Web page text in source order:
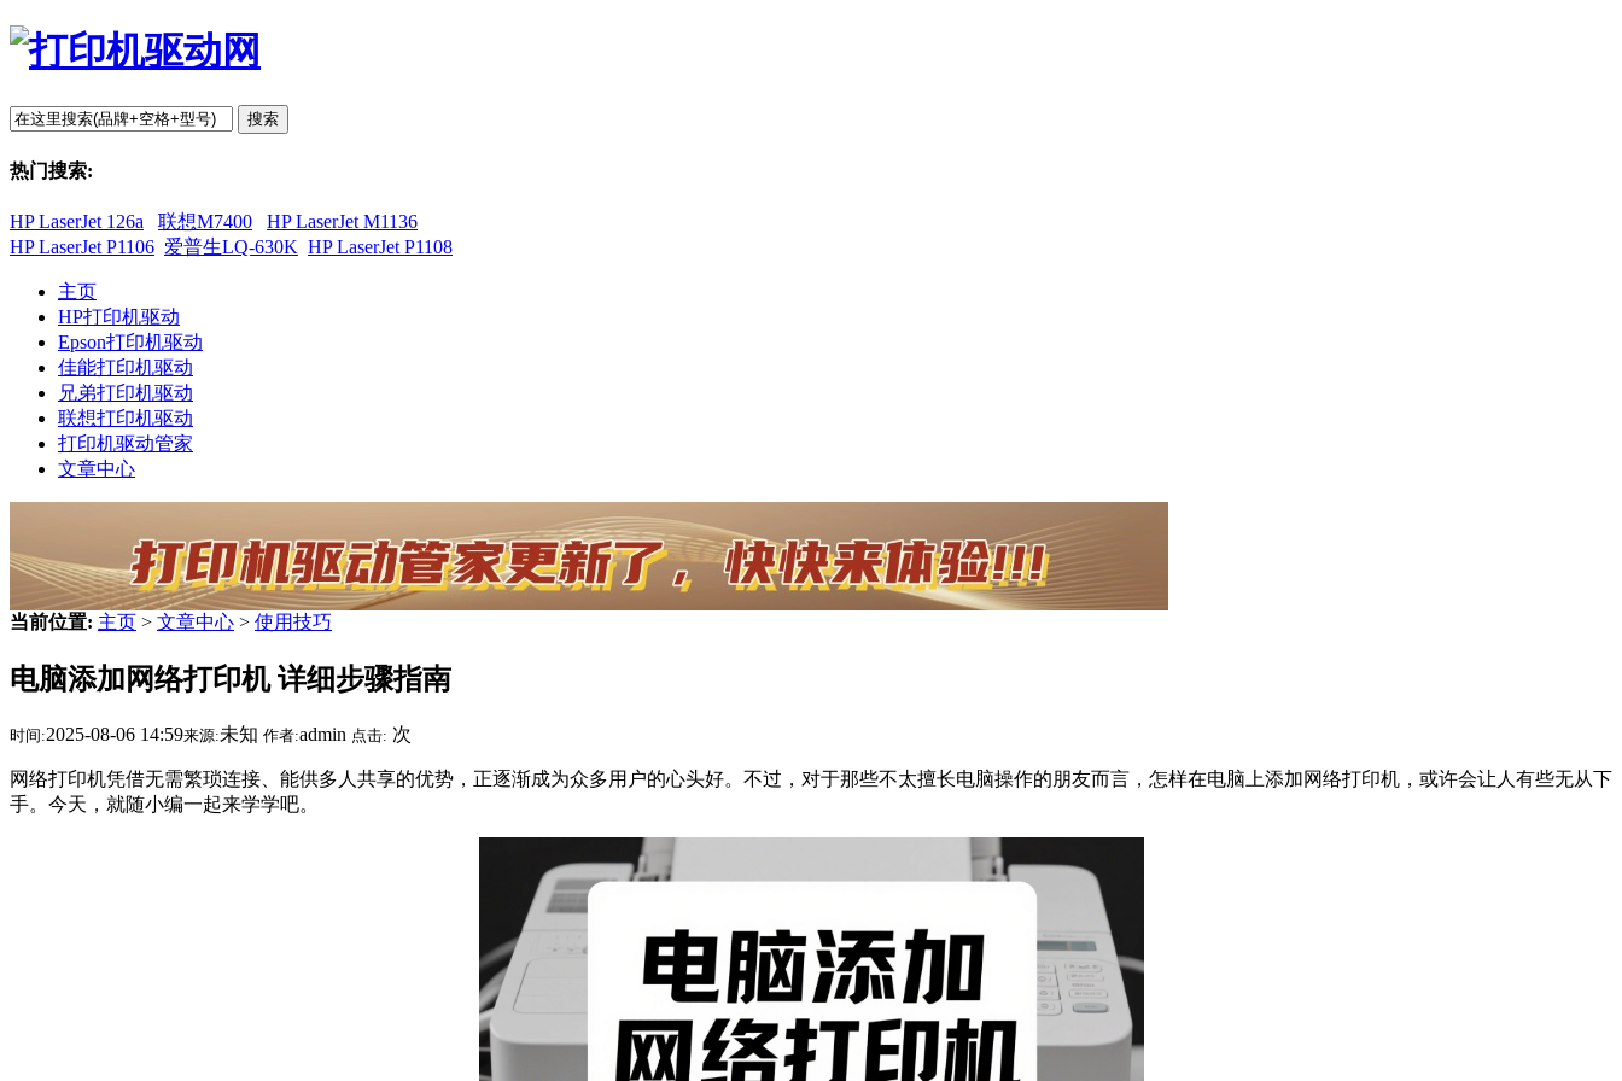
搜索
热门搜索:
HP LaserJet 126a 联想M7400
HP LaserJet M1136
HP LaserJet P1106 爱普生LQ-630K HP LaserJet P1108
主页
HP打印机驱动
Epson打印机驱动
佳能打印机驱动
兄弟打印机驱动
联想打印机驱动
打印机驱动管家
文章中心
当前位置: 主页 > 文章中心 > 使用技巧
电脑添加网络打印机 详细步骤指南
时间:2025-08-06 14:59来源:未知 作者:admin 点击: 次
网络打印机凭借无需繁琐连接、能供多人共享的优势，正逐渐成为众多用户的心头好。不过，对于那些不太擅长电脑操作的朋友而言，怎样在电脑上添加网络打印机，或许会让人有些无从下
手。今天，就随小编一起来学学吧。​